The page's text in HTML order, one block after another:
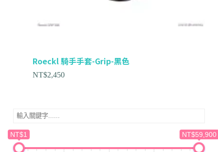
NT$1 NT$59,900
Roeckl 騎手手套-Grip-黑色
NT$2,450